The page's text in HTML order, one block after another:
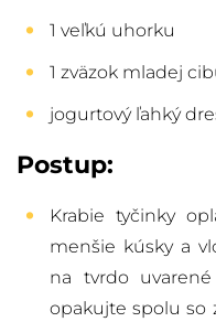
1 veľkú uhorku
1 zväzok mladej
jogurtový ľahký
Postup:
Krabie tyčinky
menšie kúsky a
na tvrdo
opakujte spolu so